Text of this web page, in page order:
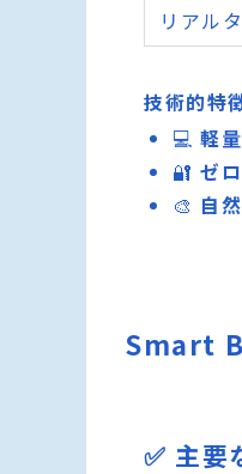
リアル
技術的特
💻軽
🔐ゼ
🎨 自
Smart
✅ 主要